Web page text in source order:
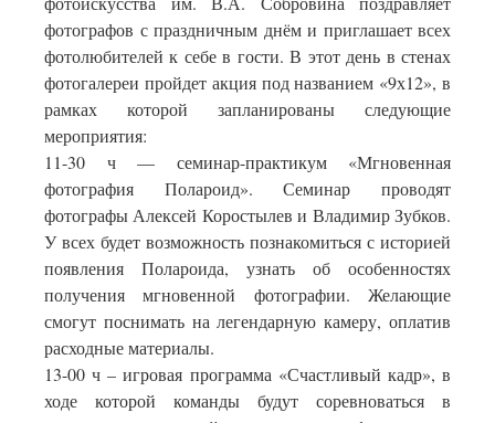
фотографов с праздничным днём и приглашает всех
фотолюбителей к себе в гости. В этот день в стенах
фотогалереи пройдет акция под названием «9х12», в
рамках которой запланированы следующие
мероприятия:
11-30 ч — семинар-практикум «Мгновенная
фотография Полароид». Семинар проводят
фотографы Алексей Коростылев и Владимир Зубков.
У всех будет возможность познакомиться с историей
появления Полароида, узнать об особенностях
получения мгновенной фотографии. Желающие
смогут поснимать на легендарную камеру, оплатив
расходные материалы.
13-00 ч – игровая программа «Счастливый кадр», в
ходе которой команды будут соревноваться в